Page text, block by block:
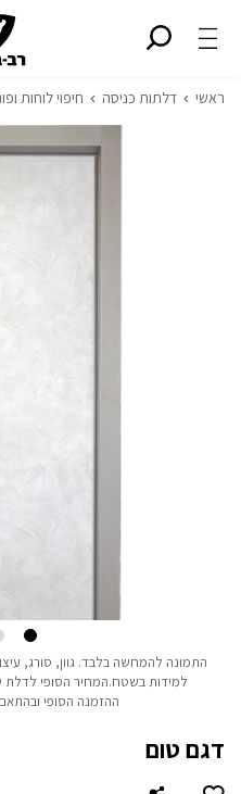
ראשי דלתות כניסה חיפוי לוחות
דגם טום
התמונה להמחשה בלבד.גוון, סורג,
למידות בשטח.המחיר הסופי לדלת
ההזמנה הסופי